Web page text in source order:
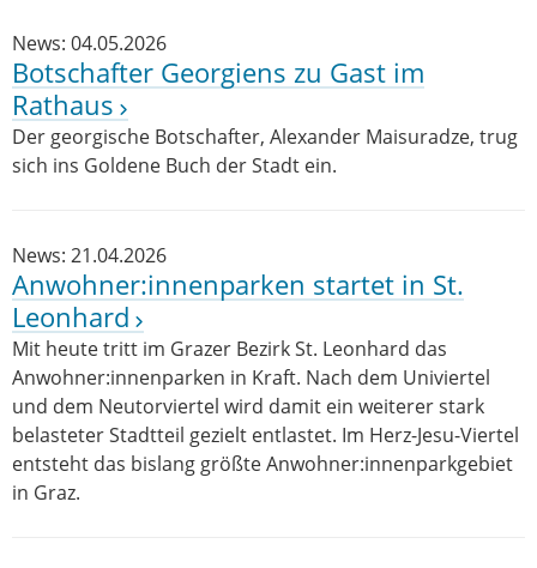
News: 04.05.2026
Botschafter Georgiens zu Gast im
Rathaus
Der georgische Botschafter, Alexander Maisuradze, trug
sich ins Goldene Buch der Stadt ein.
News: 21.04.2026
Anwohner:innenparken startet in St.
Leonhard
Mit heute tritt im Grazer Bezirk St. Leonhard das
Anwohner:innenparken in Kraft. Nach dem Univiertel
und dem Neutorviertel wird damit ein weiterer stark
belasteter Stadtteil gezielt entlastet. Im Herz-Jesu-Viertel
entsteht das bislang größte Anwohner:innenparkgebiet
in Graz.